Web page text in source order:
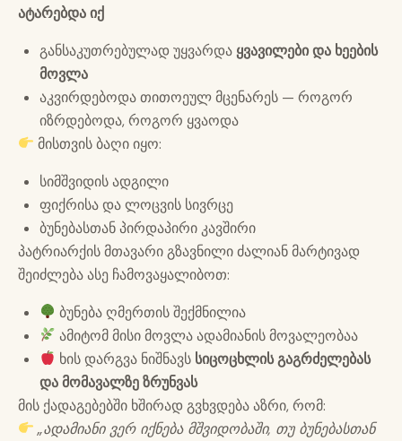
ატარებდა იქ
განსაკუთრებულად უყვარდა ყვავილები და ხეების
მოვლა
აკვირდებოდა თითოეულ მცენარეს — როგორ
იზრდებოდა, როგორ ყვაოდა
მისთვის ბაღი იყო:
სიმშვიდის ადგილი
ფიქრისა და ლოცვის სივრცე
ბუნებასთან პირდაპირი კავშირი
პატრიარქის მთავარი გზავნილი ძალიან მარტივად
შეიძლება ასე ჩამოვაყალიბოთ:
ბუნება ღმერთის შექმნილია
ამიტომ მისი მოვლა ადამიანის მოვალეობაა
ხის დარგვა ნიშნავს სიცოცხლის გაგრძელებას
და მომავალზე ზრუნვას
მის ქადაგებებში ხშირად გვხვდება აზრი, რომ:
„ადამიანი ვერ იქნება მშვიდობაში, თუ ბუნებასთან